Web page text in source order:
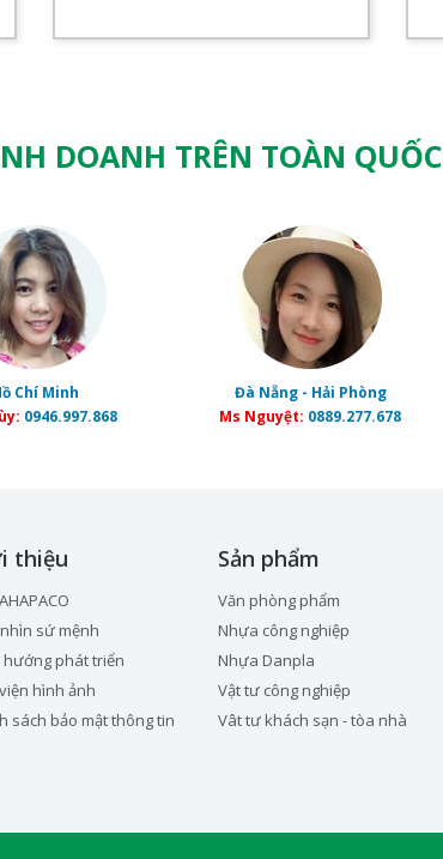
DOANH TRÊN TOÀN QUỐC
Chí Minh
0946.997.868
Đà Nẵng - Hải Phòng
Ms Nguyệt: 0889.277.678
thiệu
sứ mệnh
phát triển
hình ảnh
sách bảo mật thông tin
Sản phẩm
Văn phòng phẩm
Nhựa công nghiệp
Nhựa Danpla
Vật tư công nghiệp
Vât tư khách sạn - tòa nhà